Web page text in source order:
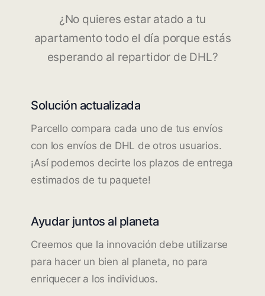
¿No quieres estar atado a tu
apartamento todo el día porque estás
esperando al repartidor de DHL?
Solución actualizada
Parcello compara cada uno de tus envíos
con los envíos de DHL de otros usuarios.
¡Así podemos decirte los plazos de entrega
estimados de tu paquete!
Ayudar juntos al planeta
Creemos que la innovación debe utilizarse
para hacer un bien al planeta, no para
enriquecer a los individuos.